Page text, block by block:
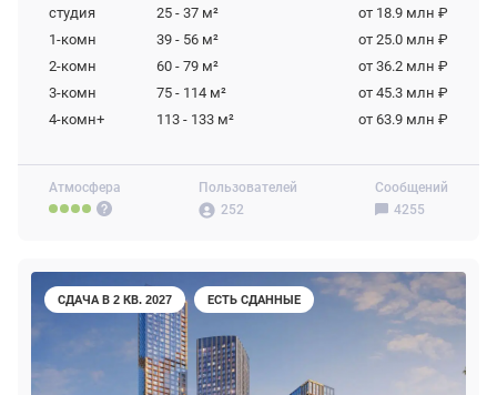
Атмосфера
Пользователей
252
Сообщений
4255
студия 25 - 37 м²
от 18.9 млн ₽
1-комн
39 - 56 м²
от 25.0 млн ₽
2-комн
60 - 79 м²
от 36.2 млн ₽
3-комн
75 - 114 м²
от 45.3 млн ₽
4-комн+
113 - 133 м² от 63.9 млн ₽
СДАЧА В 2 КВ. 2027 ЕСТЬ СДАННЫЕ